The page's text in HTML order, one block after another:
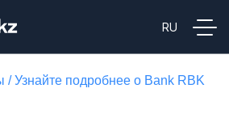
/Узнайте подробнее о Bank RBK